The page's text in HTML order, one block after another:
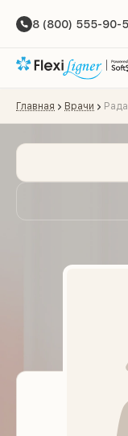
8 (800) 555-90-
Главная Врачи